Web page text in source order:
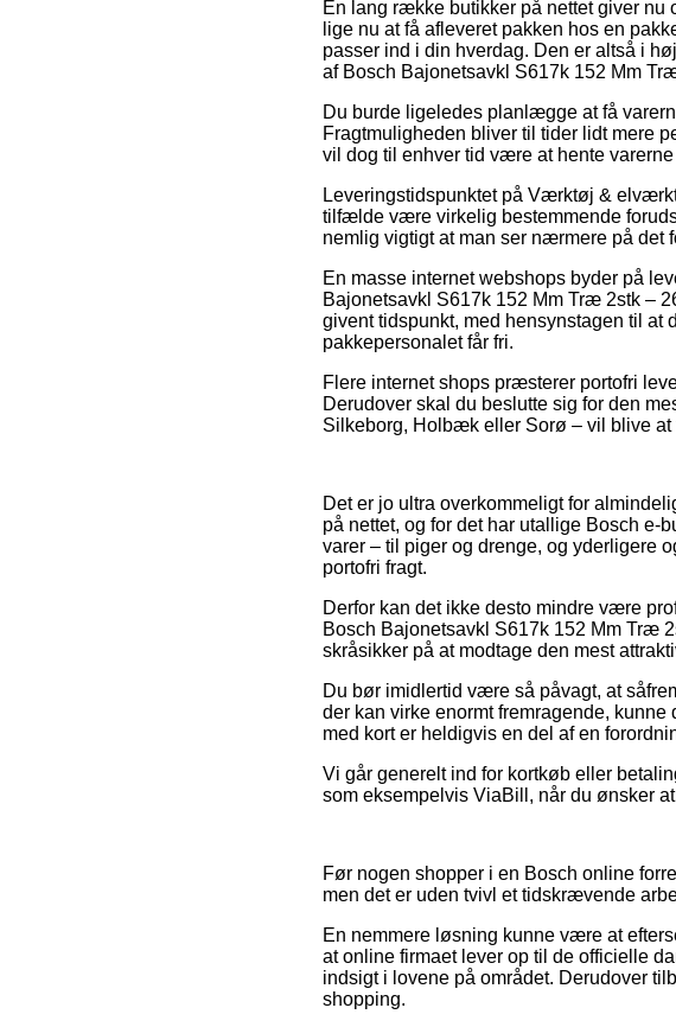
En lang række butikker på nettet giver nu
lige nu at få afleveret pakken hos en
passer ind i din hverdag. Den er altså i
af Bosch Bajonetsavkl S617k 152 Mm
Du burde ligeledes planlægge at få
Fragtmuligheden bliver til tider lidt mere
vil dog til enhver tid være at hente
Leveringstidspunktet på Værktøj &
tilfælde være virkelig bestemmende
nemlig vigtigt at man ser nærmere på det
En masse internet webshops byder på
Bajonetsavkl S617k 152 Mm Træ 2stk –
givent tidspunkt, med hensynstagen til at
pakkepersonalet får fri.
Flere internet shops præsterer portofri
Derudover skal du beslutte sig for den
Silkeborg, Holbæk eller Sorø – vil blive
Det er jo ultra overkommeligt for
på nettet, og for det har utallige Bosch
varer – til piger og drenge, og yderligere
portofri fragt.
Derfor kan det ikke desto mindre være
Bosch Bajonetsavkl S617k 152 Mm Træ
skråsikker på at modtage den mest
Du bør imidlertid være så påvagt, at
der kan virke enormt fremragende,
med kort er heldigvis en del af en
Vi går generelt ind for kortkøb eller
som eksempelvis ViaBill, når du ønsker
Før nogen shopper i en Bosch online
men det er uden tvivl et tidskrævende
En nemmere løsning kunne være at
at online firmaet lever op til de officielle
indsigt i lovene på området. Derudover
shopping.